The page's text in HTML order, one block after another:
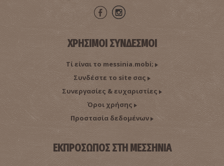
Παραλία Καλαμάτας
ΧΡΗΣΙΜΟΙ ΣΥΝΔΕΣΜΟΙ
Τί είναι το messinia.mobi;
Συνδέστε το site σας
Συνεργασίες & ευχαριστίες
Όροι χρήσης
Προστασία δεδομένων
ΕΚΠΡΟΣΩΠΟΣ ΣΤΗ ΜΕΣΣΗΝΙΑ